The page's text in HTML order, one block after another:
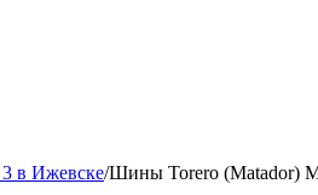
в Ижевске/Шины Torero (Matador)